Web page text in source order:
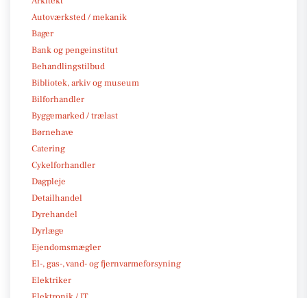
Autoværksted / mekanik
Bager
Bank og pengeinstitut
Behandlingstilbud
Bibliotek, arkiv og museum
Bilforhandler
Byggemarked / trælast
Børnehave
Catering
Cykelforhandler
Dagpleje
Detailhandel
Dyrehandel
Dyrlæge
Ejendomsmægler
El-, gas-, vand- og fjernvarmeforsyning
Elektriker